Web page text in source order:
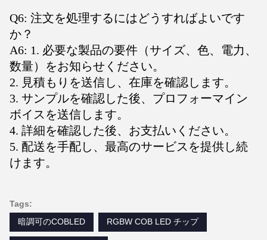
Q6: 注文を処理するにはどうすればよいです
か？
A6: 1. 必要な製品の要件（サイズ、色、電力、
数量）をお知らせください。
2. 見積もりを送信し、在庫を確認します。
3. サンプルを確認した後、プロフォーマイン
ボイスを送信します。
4. 詳細を確認した後、お支払いください。
5. 配送を手配し、最高のサービスを提供し続
けます。
Tags:
暗調可のCOBLED
RGBW COB LED チップ